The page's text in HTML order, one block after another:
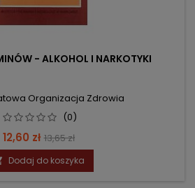
- ALKOHOL I NARKOTYKI
Organizacja Zdrowia
(0)
Cena
12,60 zł Cena
podstawowa
13,65 zł
Dodaj do koszyka